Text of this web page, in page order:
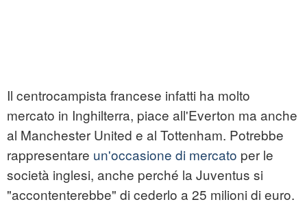
Il centrocampista francese infatti ha molto
mercato in Inghilterra, piace all'Everton ma anche
al Manchester United e al Tottenham. Potrebbe
rappresentare un'occasione di mercato per le
società inglesi, anche perché la Juventus si
"accontenterebbe" di cederlo a 25 milioni di euro.